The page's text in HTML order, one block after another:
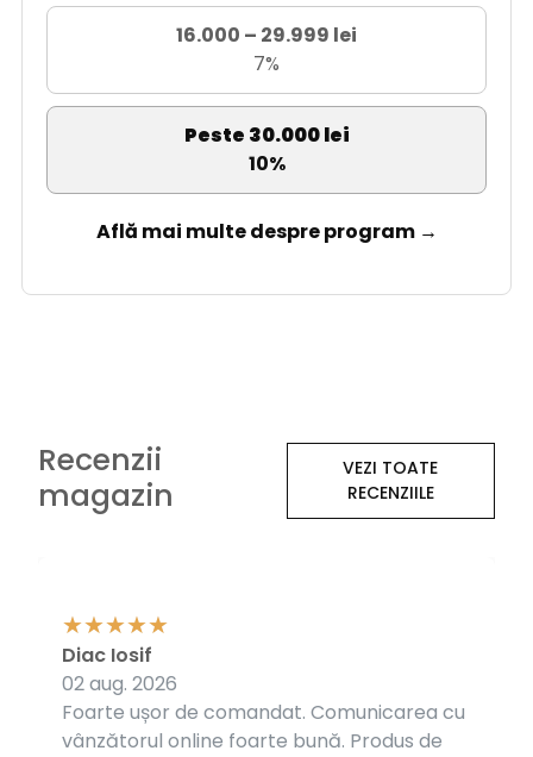
16.000 – 29.999 lei
7%
Peste 30.000 lei
10%
Află mai multe despre program →
Recenzii
magazin
VEZI TOATE
RECENZIILE
Foarte ușor de comandat. Comunicarea cu
vânzătorul online foarte bună. Produs de
Diac Iosif
02 aug. 2026